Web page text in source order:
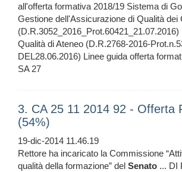
all'offerta formativa 2018/19 Sistema di
Gestione dell'Assicurazione di Qualità dei
(D.R.3052_2016_Prot.60421_21.07.2016)
Qualità di Ateneo (D.R.2768-2016-
DEL28.06.2016) Linee guida offerta
SA 27
3. CA 25 11 2014 92 - Offerta
(54%)
19-dic-2014 11.46.19
Rettore ha incaricato la Commissione
qualità della formazione” del Senato ... DI